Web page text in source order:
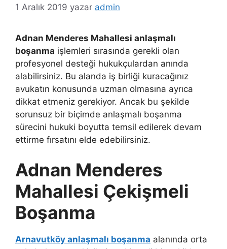
1 Aralık 2019 yazar admin
Adnan Menderes Mahallesi anlaşmalı
boşanma işlemleri sırasında gerekli olan
profesyonel desteği hukukçulardan anında
alabilirsiniz. Bu alanda iş birliği kuracağınız
avukatın konusunda uzman olmasına ayrıca
dikkat etmeniz gerekiyor. Ancak bu şekilde
sorunsuz bir biçimde anlaşmalı boşanma
sürecini hukuki boyutta temsil edilerek devam
ettirme fırsatını elde edebilirsiniz.
Adnan Menderes
Mahallesi Çekişmeli
Boşanma
Arnavutköy anlaşmalı boşanma alanında orta